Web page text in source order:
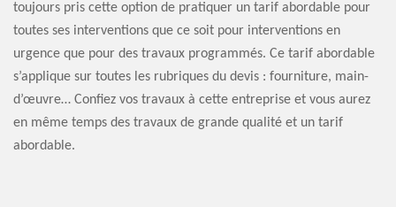
toujours pris cette option de pratiquer un tarif abordable pour
toutes ses interventions que ce soit pour interventions en
urgence que pour des travaux programmés. Ce tarif abordable
s’applique sur toutes les rubriques du devis : fourniture, main-
d’œuvre… Confiez vos travaux à cette entreprise et vous aurez
en même temps des travaux de grande qualité et un tarif
abordable.